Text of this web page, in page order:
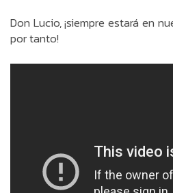
Don Lucio, ¡siempre estará en
por tanto!